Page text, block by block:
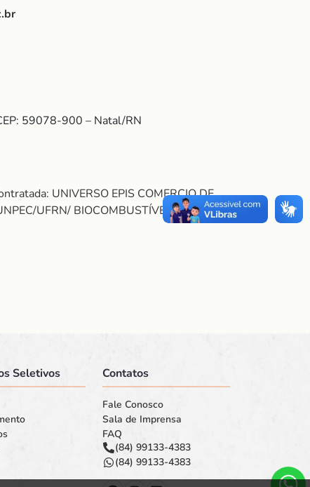
59078-900 – Natal/RN
UNIVERSO EPIS COMERCIO DE
UFRN/ BIOCOMBUSTÍVEIS. Valor: R$
Seletivos Contatos
Fale Conosco
Sala de Imprensa
FAQ
(84) 99133-4383
(84) 99133-4383